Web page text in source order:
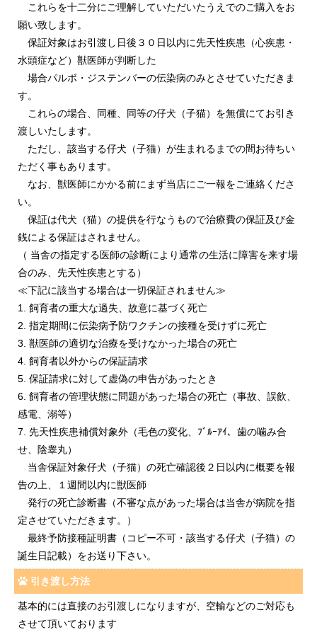
これらを十二分にご理解していただいたうえでのご購入をお
願い致します。
保証対象はお引渡し日後３０日以内に先天性疾患（心疾患・
水頭症など）獣医師が判断した
場合パルボ・ジステンバーの伝染病のみとさせていただきま
す。
これらの場合、同種、同等の仔犬（子猫）を無償にてお引き
渡しいたします。
ただし、該当する仔犬（子猫）が生まれるまでの間お待ちい
ただく事もあります。
なお、獣医師にかかる前にまず当店にご一報をご連絡くださ
い。
保証は代犬（猫）の提供を行なうもので治療費の保証及び金
銭による保証はされません。
（ 当舎の指定する医師の診断により通常の生活に障害を来す場
合のみ、先天性疾患とする）
≪下記に該当する場合は一切保証されません≫
1. 飼育者の重大な過失、故意に基づく死亡
2. 指定期間に伝染病予防ワクチンの接種を受けずに死亡
3. 獣医師の適切な治療を受けなかった場合の死亡
4. 飼育者以外からの保証請求
5. 保証請求に対して虚偽の申告があったとき
6. 飼育者の管理状態に問題があった場合の死亡（事故、誤飲、
感電、溺等）
7. 先天性疾患補償対象外（毛色の変化、ﾌﾞﾙｰｱｲ、歯の噛み合
せ、陰睾丸）
当舎保証対象仔犬（子猫）の死亡確認後２日以内に概要を報
告の上、１週間以内に獣医師
発行の死亡診断書（不審な点があった場合は当舎が病院を指
定させていただきます。）
最終予防接種証明書（コピー不可・該当する仔犬（子猫）の
誕生日記載）をお送り下さい。
引き渡し方法
基本的には直接のお引渡しになりますが、空輸などのご対応も
させて頂いております